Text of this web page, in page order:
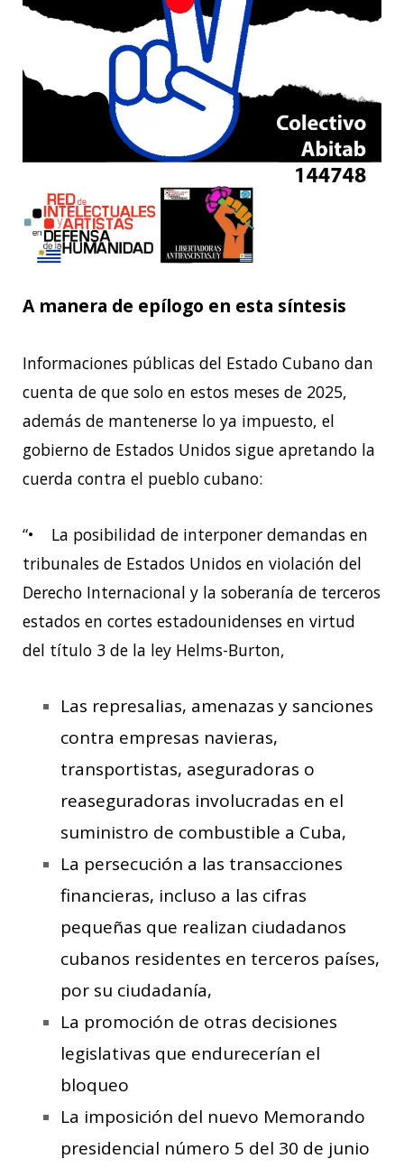
A manera de epílogo en esta síntesis
Informaciones públicas del Estado Cubano dan
cuenta de que solo en estos meses de 2025,
además de mantenerse lo ya impuesto, el
gobierno de Estados Unidos sigue apretando la
cuerda contra el pueblo cubano:
“• La posibilidad de interponer demandas en
tribunales de Estados Unidos en violación del
Derecho Internacional y la soberanía de terceros
estados en cortes estadounidenses en virtud
del título 3 de la ley Helms-Burton,
Las represalias, amenazas y sanciones
contra empresas navieras,
transportistas, aseguradoras o
reaseguradoras involucradas en el
suministro de combustible a Cuba,
La persecución a las transacciones
financieras, incluso a las cifras
pequeñas que realizan ciudadanos
cubanos residentes en terceros países,
por su ciudadanía,
La promoción de otras decisiones
legislativas que endurecerían el
bloqueo
La imposición del nuevo Memorando
presidencial número 5 del 30 de junio